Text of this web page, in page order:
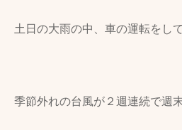
土日の大雨の中、車の運転をし
季節外れの台風が２週連続で週